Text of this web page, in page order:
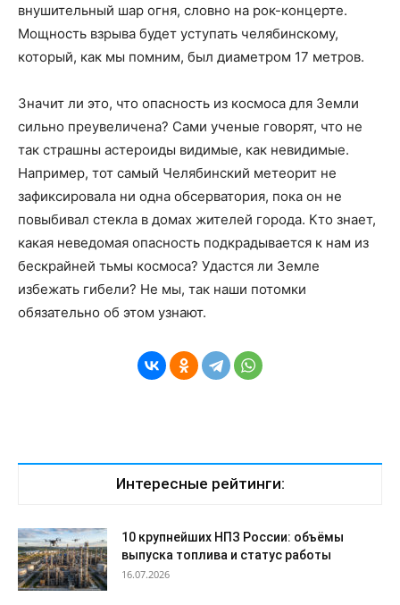
внушительный шар огня, словно на рок-концерте.
Мощность взрыва будет уступать челябинскому,
который, как мы помним, был диаметром 17 метров.
Значит ли это, что опасность из космоса для Земли
сильно преувеличена? Сами ученые говорят, что не
так страшны астероиды видимые, как невидимые.
Например, тот самый Челябинский метеорит не
зафиксировала ни одна обсерватория, пока он не
повыбивал стекла в домах жителей города. Кто знает,
какая неведомая опасность подкрадывается к нам из
бескрайней тьмы космоса? Удастся ли Земле
избежать гибели? Не мы, так наши потомки
обязательно об этом узнают.
Интересные рейтинги:
10 крупнейших НПЗ России: объёмы
выпуска топлива и статус работы
16.07.2026